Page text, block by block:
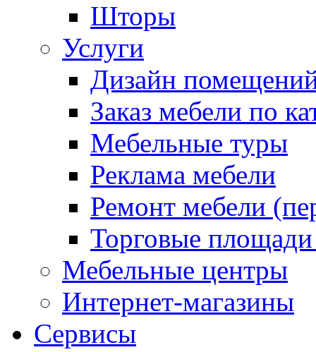
Шторы
Услуги
Дизайн
Заказ мебели по
Мебельные туры
Реклама мебели
Ремонт мебели
Торговые
Мебельные центры
Интернет-магазины
Сервисы